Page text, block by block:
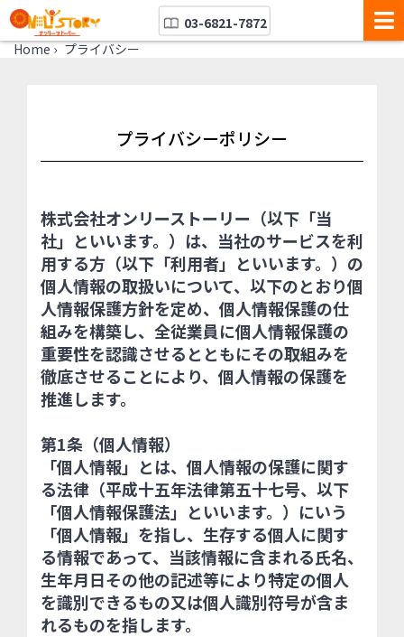
03-6821-7872
Home › プライバシー
プライバシーポリシー
株式会社オンリーストーリー（以下「当
社」といいます。）は、当社のサービスを利
用する方（以下「利用者」といいます。）の
個人情報の取扱いについて、以下のとおり個
人情報保護方針を定め、個人情報保護の仕
組みを構築し、全従業員に個人情報保護の
重要性を認識させるとともにその取組みを
徹底させることにより、個人情報の保護を
推進します。
第1条（個人情報）
「個人情報」とは、個人情報の保護に関す
る法律（平成十五年法律第五十七号、以下
「個人情報保護法」といいます。）にいう
「個人情報」を指し、生存する個人に関す
る情報であって、当該情報に含まれる氏名、
生年月日その他の記述等により特定の個人
を識別できるもの又は個人識別符号が含ま
れるものを指します。